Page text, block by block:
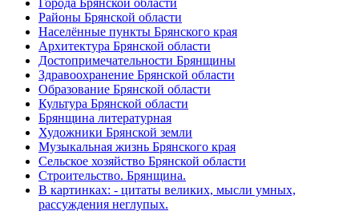
Районы Брянской области
Населённые пункты Брянского края
Архитектура Брянской области
Достопримечательности Брянщины
Здравоохранение Брянской области
Образование Брянской области
Культура Брянской области
Брянщина литературная
Художники Брянской земли
Музыкальная жизнь Брянского края
Сельское хозяйство Брянской области
Строительство. Брянщина.
В картинках: - цитаты великих, мысли умных,
рассуждения неглупых.